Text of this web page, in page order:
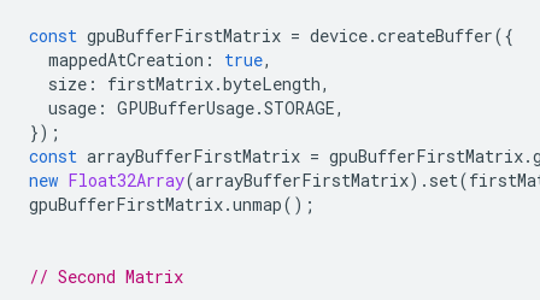
const gpuBufferFirstMatrix = device.createBuffer({
mappedAtCreation : true,
size : firstMatrix.byteLength,
usage : GPUBufferUsage.STORAGE,
});
const arrayBufferFirstMatrix = gpuBufferFirstMatrix.
new Float32Array(arrayBufferFirstMatrix). set(
gpuBufferFirstMatrix.unmap();
// Second Matrix